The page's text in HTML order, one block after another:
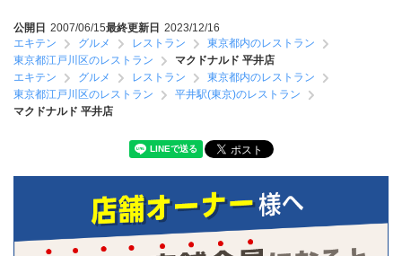
公開日 2007/06/15最終更新日 2023/12/16
エキテン
グルメ レストラン
東京都内のレストラン
東京都江戸川区のレストラン
マクドナルド 平井店
エキテン
グルメ レストラン
東京都内のレストラン
東京都江戸川区のレストラン
平井駅(東京)のレストラン
マクドナルド 平井店